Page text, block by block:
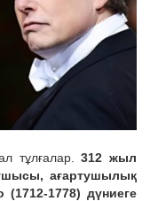
тұлғалар.312 жыл
ағартушылық
1778) дүниеге